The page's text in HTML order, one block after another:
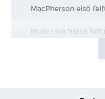
MacPherson első
Multi-Link hátsó